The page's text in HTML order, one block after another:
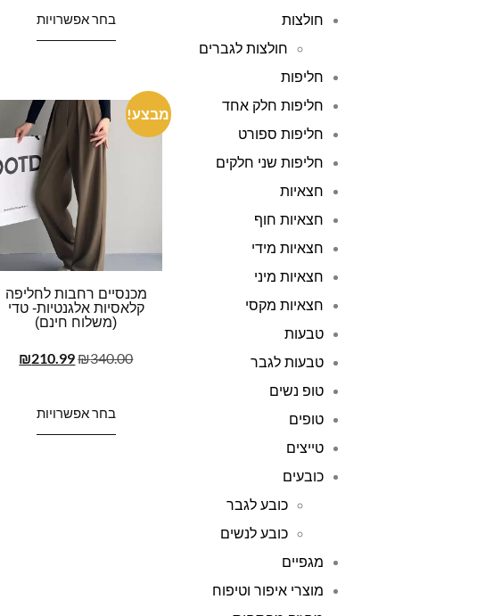
חולצות
חולצות לגברים
חליפות
חליפות חלק אחד
חליפות ספורט
חליפות שני חלקים
חצאיות
חצאיות חוף
חצאיות מידי
חצאיות מיני
חצאיות מקסי
טבעות
טבעות לגבר
טופ נשים
טופים
טייצים
כובעים
כובע לגבר
כובע לנשים
מגפיים
מוצרי איפור וטיפוח
בחר אפשרויות
מבצע!
מכנסיים רחבות לחליפה
קלאסיות אלגנטיות- טדי
(משלוח חינם)
₪340.00
₪210.99
בחר אפשרויות